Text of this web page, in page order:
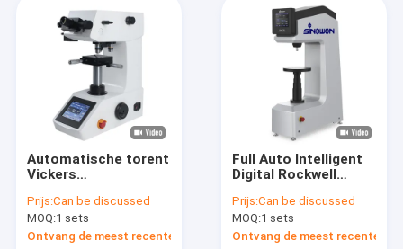
Automatische torent
Vickers
Digitale Micro
Hardheidstester
MicroVicky VH1010
Prijs:Can be discussed
MOQ:1 sets
Ontvang de meest recente Prijs
Full Auto Intelligent
Digital Rockwell
ASTM DIN
Conversion Standard
iRock-TR1
Prijs:Can be discussed
MOQ:1 sets
Ontvang de meest recente